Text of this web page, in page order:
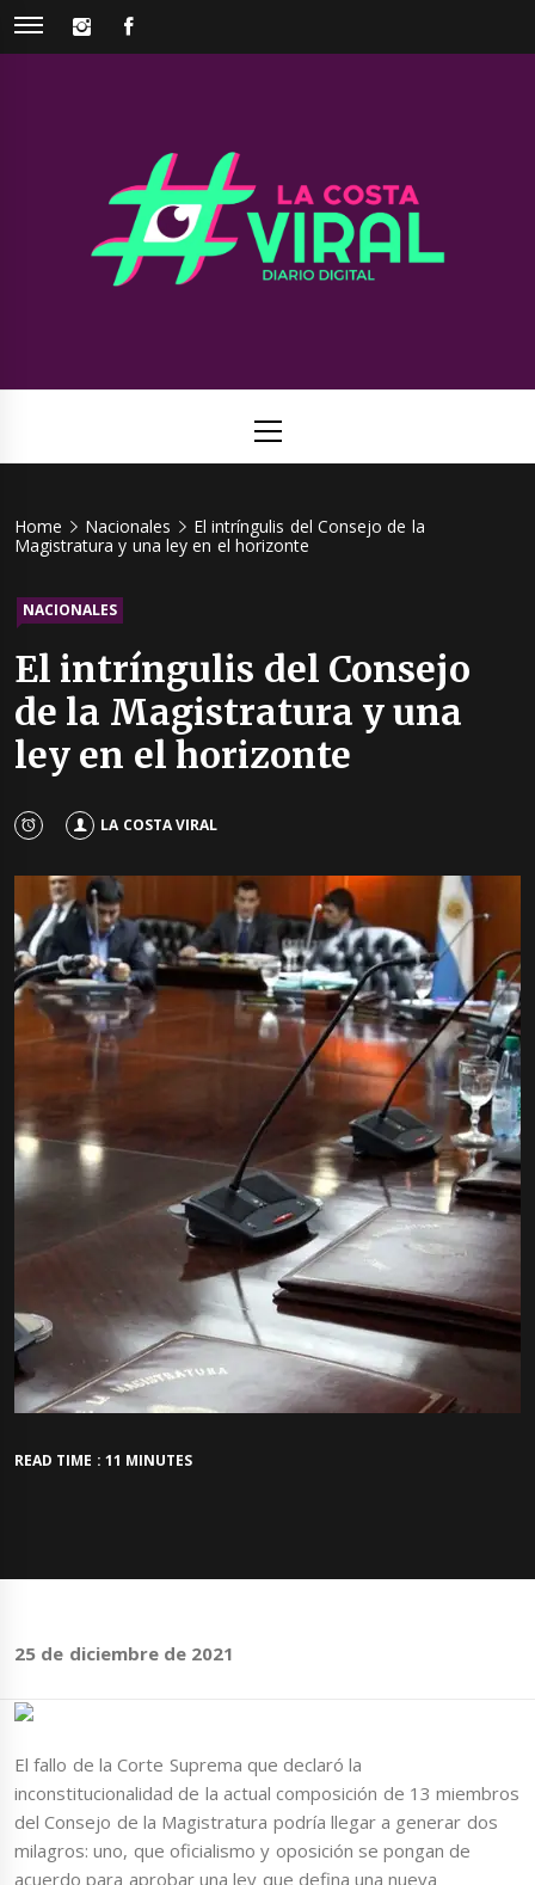
Skip
INSTAGRAM
Viral
Menu
Home Nacionales
El intríngulis del Consejo de la
Magistratura y una ley en el horizonte
NACIONALES
El intríngulis del Consejo
de la Magistratura y una
ley en el horizonte
LA COSTA VIRAL
READ TIME : 11 MINUTES
25 de diciembre de 2021
El fallo de la Corte Suprema que declaró la
inconstitucionalidad de la actual composición de 13 miembros
del Consejo de la Magistratura podría llegar a generar dos
milagros: uno, que oficialismo y oposición se pongan de
acuerdo para aprobar una ley que defina una nueva